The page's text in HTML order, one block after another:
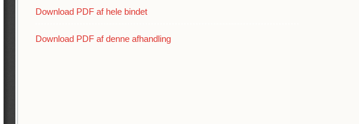
+ L.S. Fridericia
+ A.W. Marke
Download PDF af hele bindet
Download PDF af denne afhandling